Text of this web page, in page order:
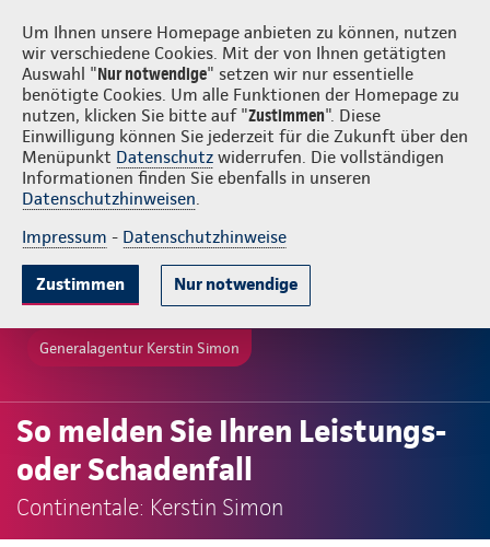
Um Ihnen unsere Homepage anbieten zu können, nutzen
wir verschiedene Cookies. Mit der von Ihnen getätigten
Auswahl "Nur notwendige" setzen wir nur essentielle
benötigte Cookies. Um alle Funktionen der Homepage zu
nutzen, klicken Sie bitte auf "Zustimmen". Diese
Einwilligung können Sie jederzeit für die Zukunft über den
Menüpunkt Datenschutz widerrufen. Die vollständigen
Informationen finden Sie ebenfalls in unseren
Datenschutzhinweisen.
Impressum - Datenschutzhinweise
Zustimmen Nur notwendige
Kerstin Simon Login
Generalagentur Kerstin Simon
So melden Sie Ihren Leistungs-
oder Schadenfall
Continentale: Kerstin Simon